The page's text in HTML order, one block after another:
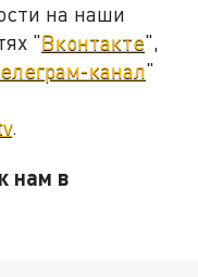
на наши
"Вконтакте",
канал"
.
нам в